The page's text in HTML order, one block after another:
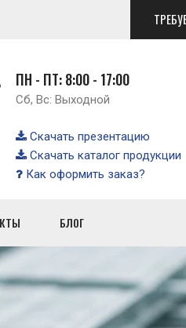
ПН - ПТ: 8:00 - 17:00
Сб, Вс: Выходной
Скачать презентацию
Скачать каталог продукции
Как оформить заказ?
БЛОГ